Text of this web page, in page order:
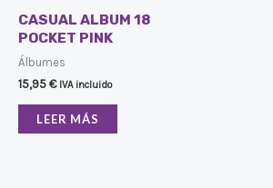
CASUAL ALBUM 18
POCKET PINK
Álbumes
15,95€ IVA incluido
LEER MÁS